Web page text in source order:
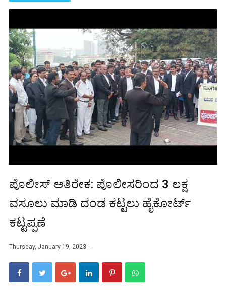
ಪೊಲೀಸ್ ಅತಿರೇಕ: ಪೊಲೀಸರಿಂದ 3 ಲಕ್ಷ
ವಸೂಲು ಮಾಡಿ ದಂಡ ಕಟ್ಟಲು ಹೈಕೋರ್ಟ್
ಕಟ್ಟಪ್ಪಣೆ
Thursday, January 19, 2023